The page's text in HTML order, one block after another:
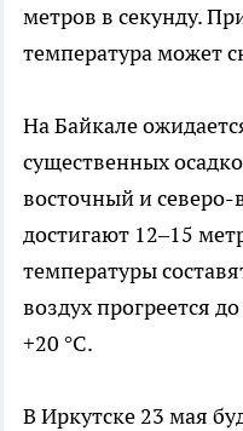
метров в секунду.
температура может
На Байкале
существенных
восточный и
достигают 12–15
температуры
воздух прогреется
+20 °C.
В Иркутске 23 мая